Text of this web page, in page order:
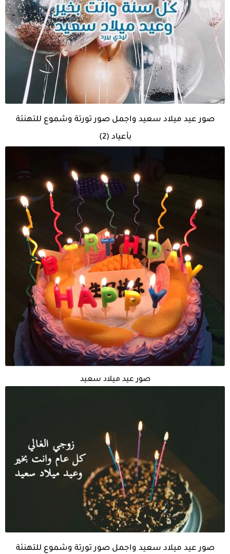
صور عيد ميلاد سعيد واجمل صور تورتة وشموع للتهنئة
بأعياد (2)
صور عيد ميلاد سعيد
صور عيد ميلاد سعيد واجمل صور تورتة وشموع للتهنئة